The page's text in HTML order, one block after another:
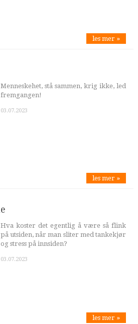
les mer »
Menneskehet, stå sammen, krig ikke, led
fremgangen!
03.07.2023
les mer »
Hva koster det egentlig å være så flink
på utsiden, når man sliter med tankekjør
og stress på innsiden?
03.07.2023
les mer »